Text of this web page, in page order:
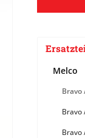
Melco
Bravo
Bravo
Bravo